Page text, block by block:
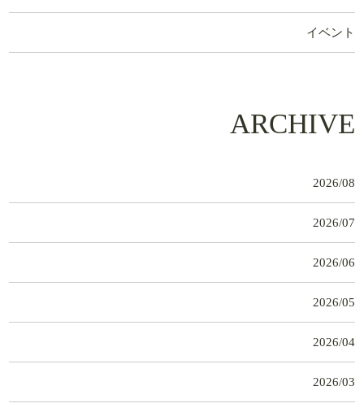
イベント
ARCHIVE
2026/08
2026/07
2026/06
2026/05
2026/04
2026/03